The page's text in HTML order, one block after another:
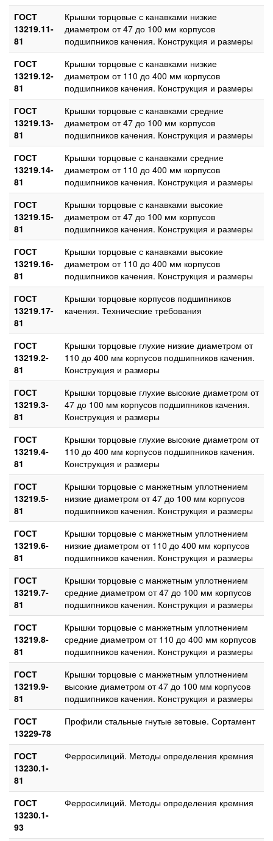
ГОСТ
13219.11-
81
Крышки торцовые с канавками низкие
диаметром от 47 до 100 мм корпусов
подшипников качения. Конструкция и размеры
ГОСТ
13219.12-
81
Крышки торцовые с канавками низкие
диаметром от 110 до 400 мм корпусов
подшипников качения. Конструкция и размеры
ГОСТ
13219.13-
81
Крышки торцовые с канавками средние
диаметром от 47 до 100 мм корпусов
подшипников качения. Конструкция и размеры
ГОСТ
13219.14-
81
Крышки торцовые с канавками средние
диаметром от 110 до 400 мм корпусов
подшипников качения. Конструкция и размеры
ГОСТ
13219.15-
81
Крышки торцовые с канавками высокие
диаметром от 47 до 100 мм корпусов
подшипников качения. Конструкция и размеры
ГОСТ
13219.16-
81
Крышки торцовые с канавками высокие
диаметром от 110 до 400 мм корпусов
подшипников качения. Конструкция и размеры
ГОСТ
13219.17-
81
Крышки торцовые корпусов подшипников
качения. Технические требования
ГОСТ
13219.2-
81
Крышки торцовые глухие низкие диаметром от
110 до 400 мм корпусов подшипников качения.
Конструкция и размеры
ГОСТ
13219.3-
81
Крышки торцовые глухие высокие диаметром от
47 до 100 мм корпусов подшипников качения.
Конструкция и размеры
ГОСТ
13219.4-
81
Крышки торцовые глухие высокие диаметром от
110 до 400 мм корпусов подшипников качения.
Конструкция и размеры
ГОСТ
13219.5-
81
Крышки торцовые с манжетным уплотнением
низкие диаметром от 47 до 100 мм корпусов
подшипников качения. Конструкция и размеры
ГОСТ
13219.6-
81
Крышки торцовые с манжетным уплотнением
низкие диаметром от 110 до 400 мм корпусов
подшипников качения. Конструкция и размеры
ГОСТ
13219.7-
81
Крышки торцовые с манжетным уплотнением
средние диаметром от 47 до 100 мм корпусов
подшипников качения. Конструкция и размеры
ГОСТ
13219.8-
81
Крышки торцовые с манжетным уплотнением
средние диаметром от 110 до 400 мм корпусов
подшипников качения. Конструкция и размеры
ГОСТ
13219.9-
81
Крышки торцовые с манжетным уплотнением
высокие диаметром от 47 до 100 мм корпусов
подшипников качения. Конструкция и размеры
ГОСТ
13229-78
Профили стальные гнутые зетовые. Сортамент
ГОСТ
13230.1-
81
Ферросилиций. Методы определения кремния
ГОСТ
13230.1-
93
Ферросилиций. Методы определения кремния